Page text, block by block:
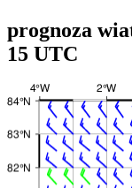
prognoza
15 UTC